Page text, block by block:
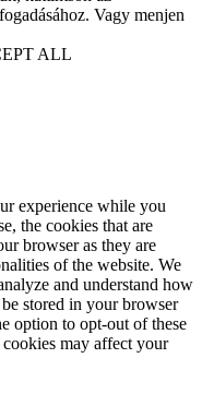
Vagy menjen
ALL
experience while you
the cookies that are
browser as they are
of the website. We
and understand how
stored in your browser
option to opt-out of these
may affect your